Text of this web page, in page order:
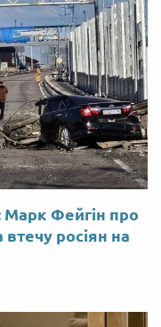
Марк Фейгін про
росіян на